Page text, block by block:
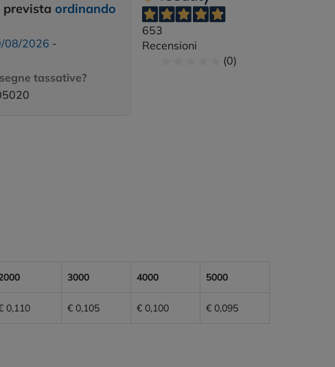
prevista ordinando
08/2026 -
tassative?
653
Recensioni
(0)
3000 4000 5000
0,110 € 0,105 € 0,100 € 0,095